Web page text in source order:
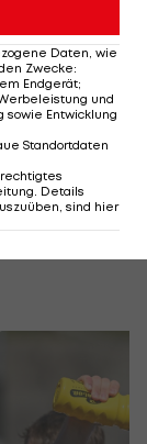
Breda dann
folgte eine
2026).
22 Tage
Daten, wie
Zwecke:
Endgerät;
und
sowie Entwicklung
Standortdaten
Details
sind hier